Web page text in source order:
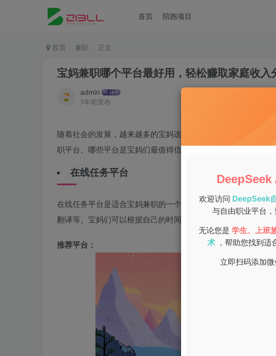
首页 陪跑项目
首页 兼职 正文
宝妈兼职哪个平台最好用，轻松赚取家庭收入
admin
1年前发布
随着社会的发展，越来越多的宝妈选择在照顾家庭的寻找合适
职平台。哪些平台是宝妈们最值得信赖和使用的呢？本文将为
在线任务平台
在线任务平台是适合宝妈兼职的一个热门选择。这些平台通常
翻译等。宝妈们可以根据自己的时间安排，自由选择适合的任务
推荐平台：
DeepSeek
欢迎访问 DeepSeek
与自由职业平台
无论您是 学生、上班
术
，帮助您找到适
立即扫码添加